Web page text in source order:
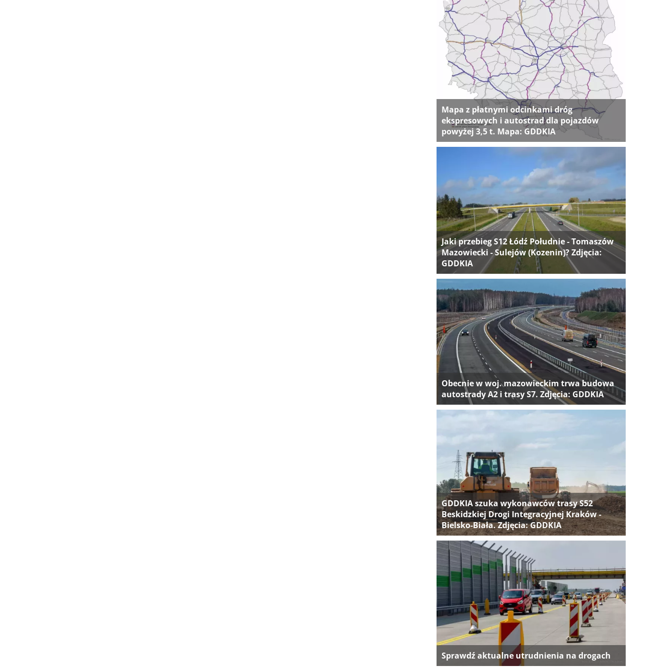
Mapa z płatnymi odcinkami dróg
ekspresowych i autostrad dla pojazdów
powyżej 3,5 t. Mapa: GDDKIA
Jaki przebieg S12 Łódź Południe - Tomaszów
Mazowiecki - Sulejów (Kozenin)? Zdjęcia:
GDDKIA
Obecnie w woj. mazowieckim trwa budowa
autostrady A2 i trasy S7. Zdjęcia: GDDKIA
GDDKIA szuka wykonawców trasy S52
Beskidzkiej Drogi Integracyjnej Kraków -
Bielsko-Biała. Zdjęcia: GDDKIA
Sprawdź aktualne utrudnienia na drogach